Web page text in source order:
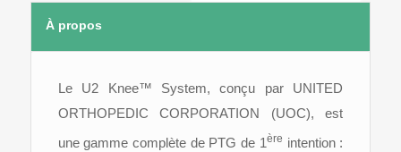
À propos
Le U2 Knee™ System, conçu par UNITED
ORTHOPEDIC CORPORATION (UOC), est
une gamme complète de PTG de 1ère intention :